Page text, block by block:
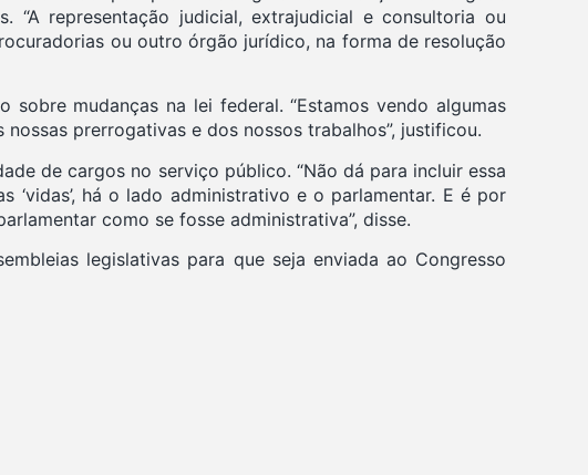
representação judicial, extrajudicial e consultoria ou
ou outro órgão jurídico, na forma de resolução
mudanças na lei federal. “Estamos vendo algumas
prerrogativas e dos nossos trabalhos”, justificou.
de cargos no serviço público. “Não dá para incluir essa
há o lado administrativo e o parlamentar. E é por
como se fosse administrativa”, disse.
legislativas para que seja enviada ao Congresso